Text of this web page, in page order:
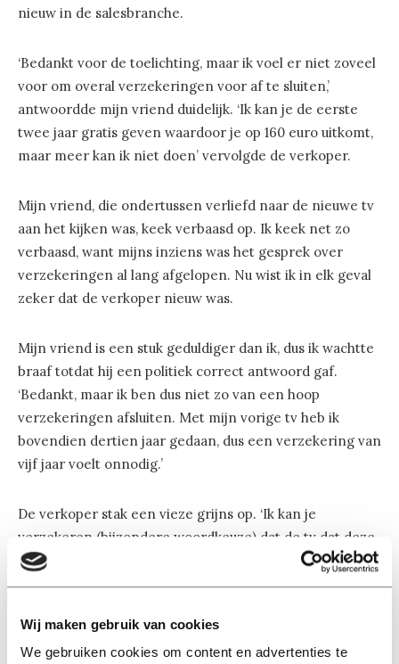
Wij maken gebruik van cookies
We gebruiken cookies om content en advertenties te
nieuw in de salesbranche.
‘Bedankt voor de toelichting, maar ik voel er niet zoveel
voor om overal verzekeringen voor af te sluiten,’
antwoordde mijn vriend duidelijk. ‘Ik kan je de eerste
twee jaar gratis geven waardoor je op 160 euro uitkomt,
maar meer kan ik niet doen’ vervolgde de verkoper.
Mijn vriend, die ondertussen verliefd naar de nieuwe tv
aan het kijken was, keek verbaasd op. Ik keek net zo
verbaasd, want mijns inziens was het gesprek over
verzekeringen al lang afgelopen. Nu wist ik in elk geval
zeker dat de verkoper nieuw was.
Mijn vriend is een stuk geduldiger dan ik, dus ik wachtte
braaf totdat hij een politiek correct antwoord gaf.
‘Bedankt, maar ik ben dus niet zo van een hoop
verzekeringen afsluiten. Met mijn vorige tv heb ik
bovendien dertien jaar gedaan, dus een verzekering van
vijf jaar voelt onnodig.’
De verkoper stak een vieze grijns op. ‘Ik kan je
verzekeren (bijzondere woordkeuze) dat de tv dat deze
keer niet gaat redden.’ Ik keek de verkoper
onderzoekend aan. Het gesprek vond inmiddels meer
waardoor ik hem goed kon bekijken, zonder dat het
opviel. Hij zei het trots, aan zelfvertrouwen had hij geen